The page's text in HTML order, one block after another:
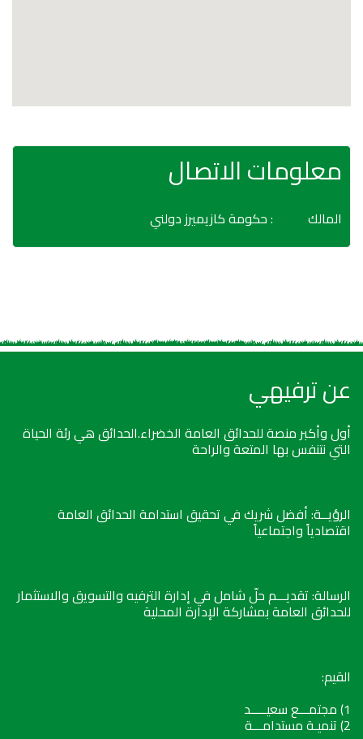
معلومات الاتصال
المالك : حكومة كازيميرز دولني
عن ترفيهي
أول وأكبر منصة للحدائق العامة الخضراء.الحدائق هي رئة الحياة
التي نتنفس بها المتعة والراحة
الرؤيــة: أفضل شريك في تحقيق استدامة الحدائق العامة
اقتصادياً واجتماعياً
الرسالة: تقديـــم حلّ شامل في إدارة الترفيه والتسويق والاستثمار
للحدائق العامة بمشاركة الإدارة المحلية
القيم:
1) مجتمـــع سعيـــــد
2) تنميـة مستدامـــة